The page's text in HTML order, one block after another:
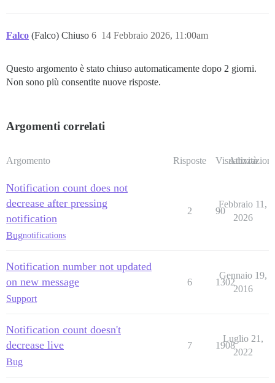
Falco (Falco) Chiuso 14 Febbraio 2026, 11:00am
6
Questo argomento è stato chiuso automaticamente dopo 2 giorni.
Non sono più consentite nuove risposte.
Argomenti correlati
Argomento Risposte Visualizzazioni
Attività
Notification count does not
decrease after pressing
notification
Bugnotifications
2 90
Febbraio 11,
2026
Notification number not updated
on new message
Support
6 1302
Gennaio 19,
2016
Notification count doesn't
decrease live
Bug
7 1908
Luglio 21,
2022